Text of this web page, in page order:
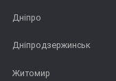
Дніпро
Дніпродзержинськ
Житомир